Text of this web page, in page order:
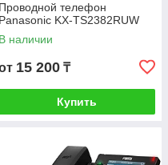
Проводной телефон
Panasonic KX-TS2382RUW
В наличии
15 200 ₸
Купить